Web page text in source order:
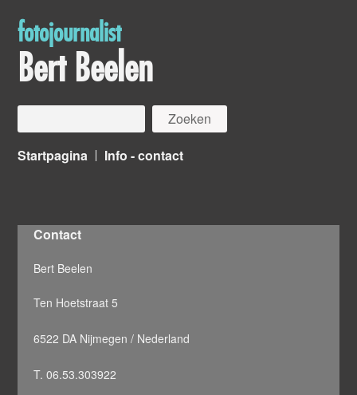
fotojournalist
Bert Beelen
Startpagina Info - contact
Contact
Bert Beelen
Ten Hoetstraat 5
6522 DA Nijmegen / Nederland
T. 06.53.303922